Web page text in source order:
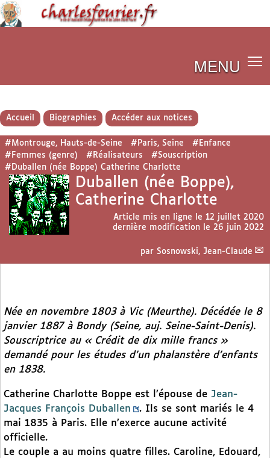
MENU
Accueil Biographies Accéder aux notices
#Montrouge, Hauts-de-Seine #Paris, Seine
#Enfance
#Femmes (genre)
#Réalisateurs
#Souscription
#Duballen (née Boppe) Catherine Charlotte
Duballen (née Boppe),
Catherine Charlotte
Article mis en ligne le 12 juillet 2020
dernière modification le 26 juin 2022
par Sosnowski, Jean-Claude
Née en novembre 1803 à Vic (Meurthe). Décédée le 8
janvier 1887 à Bondy (Seine, auj. Seine-Saint-Denis).
Souscriptrice au « Crédit de dix mille francs »
demandé pour les études d’un phalanstère d’enfants
en 1838.
Catherine Charlotte Boppe est l’épouse de Jean-
Jacques François Duballen
. Ils se sont mariés le 4
mai 1835 à Paris. Elle n’exerce aucune activité
officielle.
Le couple a au moins quatre filles. Caroline, Edouard,